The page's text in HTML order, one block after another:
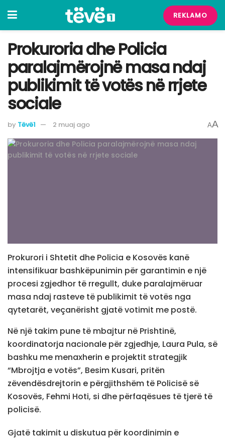
REKLAMO
Prokuroria dhe Policia
paralajmërojnë masa ndaj
publikimit të votës në rrjete
sociale
by Tëvë1 2 muaj ago AA
Prokurori i Shtetit dhe Policia e Kosovës kanë
intensifikuar bashkëpunimin për garantimin e një
procesi zgjedhor të rregullt, duke paralajmëruar
masa ndaj rasteve të publikimit të votës nga
qytetarët, veçanërisht gjatë votimit me postë.
Në një takim pune të mbajtur në Prishtinë,
koordinatorja nacionale për zgjedhje, Laura Pula, së
bashku me menaxherin e projektit strategjik
“Mbrojtja e votës”, Besim Kusari, pritën
zëvendësdrejtorin e përgjithshëm të Policisë së
Kosovës, Fehmi Hoti, si dhe përfaqësues të tjerë të
policisë.
Gjatë takimit u diskutua për koordinimin e